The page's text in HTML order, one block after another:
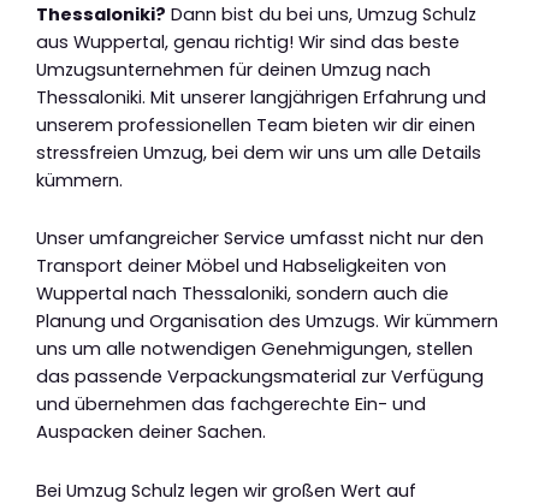
Thessaloniki? Dann bist du bei uns, Umzug Schulz
aus Wuppertal, genau richtig! Wir sind das beste
Umzugsunternehmen für deinen Umzug nach
Thessaloniki. Mit unserer langjährigen Erfahrung und
unserem professionellen Team bieten wir dir einen
stressfreien Umzug, bei dem wir uns um alle Details
kümmern.
Unser umfangreicher Service umfasst nicht nur den
Transport deiner Möbel und Habseligkeiten von
Wuppertal nach Thessaloniki, sondern auch die
Planung und Organisation des Umzugs. Wir kümmern
uns um alle notwendigen Genehmigungen, stellen
das passende Verpackungsmaterial zur Verfügung
und übernehmen das fachgerechte Ein- und
Auspacken deiner Sachen.
Bei Umzug Schulz legen wir großen Wert auf